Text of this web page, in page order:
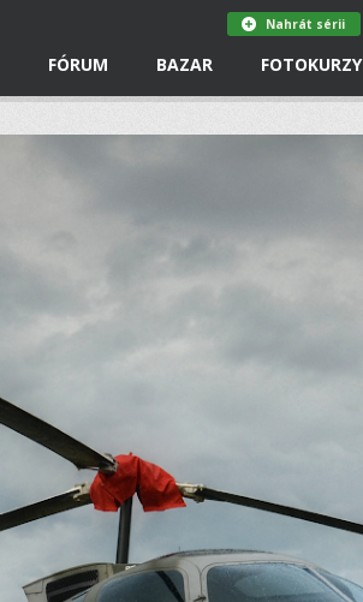
FÓRUM BAZAR FOTOKURZY
Nahrát sérii